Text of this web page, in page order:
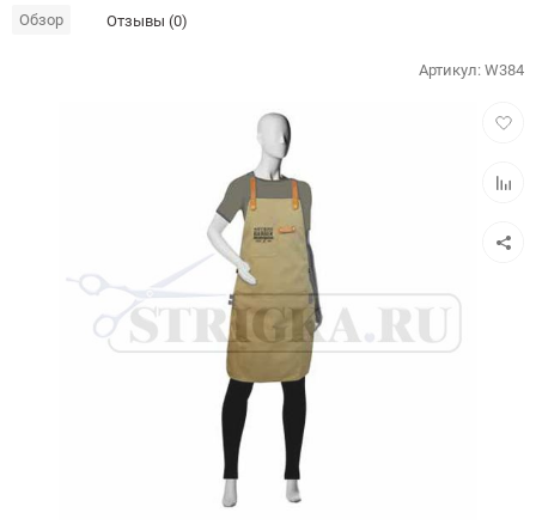
Обзор Отзывы (0)
Артикул:W384